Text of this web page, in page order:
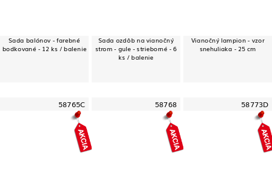
Sada balónov - farebné
bodkované - 12 ks / balenie
Sada ozdôb na vianočný
strom - gule - strieborné - 6
ks / balenie
Vianočný lampion - vzor
snehuliaka - 25 cm
58765C 58768 58773D